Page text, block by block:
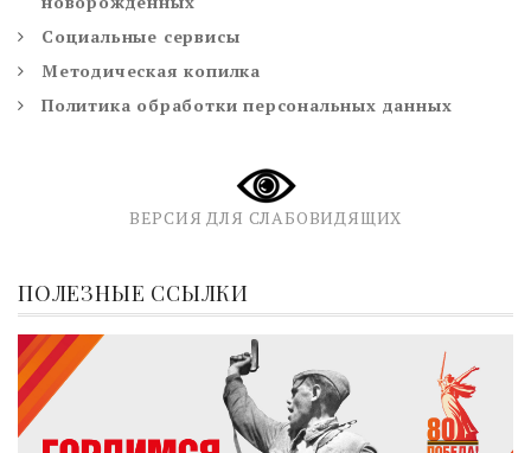
Социальные сервисы
Методическая копилка
Политика обработки персональных данных
ВЕРСИЯ ДЛЯ СЛАБОВИДЯЩИХ
ПОЛЕЗНЫЕ ССЫЛКИ